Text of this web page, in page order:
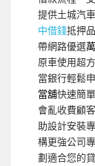
提供土城汽
中借錢抵押
帶網路優選
原車使用超
當銀行輕鬆
當舖快速簡
會亂收費顧客
助設計安裝
構更強公司
劃適合您的